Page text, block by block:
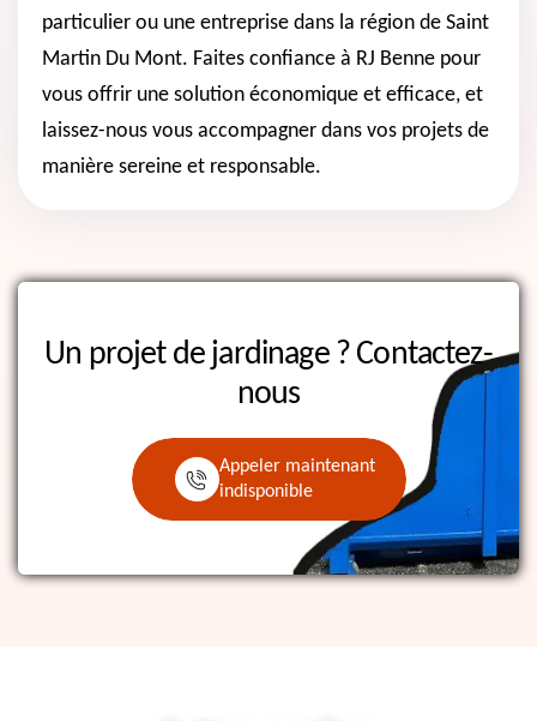
particulier ou une entreprise dans la région de Saint
Martin Du Mont. Faites confiance à RJ Benne pour
vous offrir une solution économique et efficace, et
laissez-nous vous accompagner dans vos projets de
manière sereine et responsable.
Un projet de jardinage ? Contactez-
nous
Appeler maintenant
indisponible